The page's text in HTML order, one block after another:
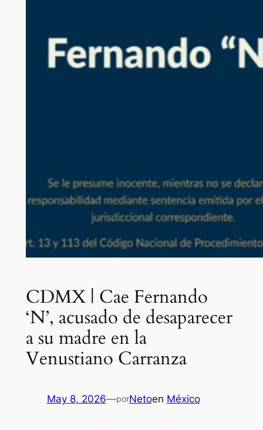
CDMX | Cae Fernando
‘N’, acusado de desaparecer
a su madre en la
Venustiano Carranza
May 8, 2026—porNetoen México